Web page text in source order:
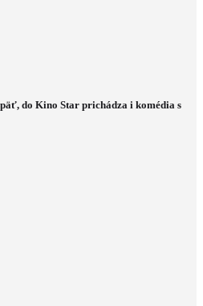
do Kino Star prichádza i komédia s